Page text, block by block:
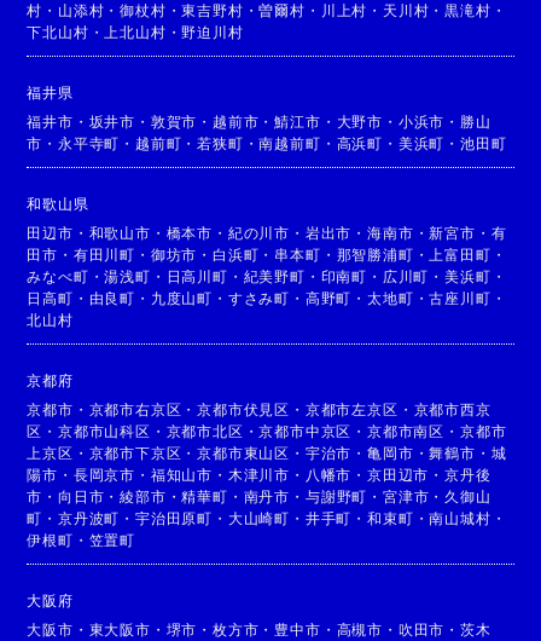
村 ・ 山添村 ・御杖村 ・東吉野村 ・曽爾村 ・ 川上村 ・ 天川村 ・黒滝村 ・
下北山村 ・ 上北山村 ・野迫川村
福井県
福井市 ・ 坂井市 ・ 敦賀市 ・ 越前市 ・鯖江市 ・ 大野市 ・ 小浜市 ・ 勝山
市 ・永平寺町 ・ 越前町 ・若狭町 ・南越前町 ・ 高浜町 ・ 美浜町 ・ 池田町
和歌山県
田辺市 ・ 和歌山市 ・ 橋本市 ・ 紀の川市 ・ 岩出市 ・海南市 ・新宮市 ・ 有
田市 ・ 有田川町 ・ 御坊市 ・ 白浜町 ・ 串本町 ・ 那智勝浦町 ・ 上富田町 ・
みなべ町 ・湯浅町 ・ 日高川町 ・ 紀美野町 ・ 印南町 ・ 広川町 ・美浜町 ・
日高町 ・ 由良町 ・ 九度山町 ・ すさみ町 ・ 高野町 ・太地町 ・古座川町 ・
北山村
京都府
京都市 ・ 京都市右京区 ・京都市伏見区 ・ 京都市左京区 ・ 京都市西京
区 ・京都市山科区 ・ 京都市北区 ・京都市中京区 ・京都市南区 ・ 京都市
上京区 ・ 京都市下京区 ・京都市東山区 ・ 宇治市 ・亀岡市 ・舞鶴市 ・ 城
陽市 ・ 長岡京市 ・ 福知山市 ・ 木津川市 ・ 八幡市 ・京田辺市 ・京丹後
市 ・向日市 ・綾部市 ・精華町 ・ 南丹市 ・ 与謝野町 ・ 宮津市 ・ 久御山
町 ・京丹波町 ・宇治田原町 ・ 大山崎町 ・ 井手町 ・和束町 ・南山城村 ・
伊根町 ・ 笠置町
大阪府
大阪市 ・ 東大阪市 ・ 堺市 ・枚方市 ・ 豊中市 ・ 高槻市 ・ 吹田市 ・ 茨木